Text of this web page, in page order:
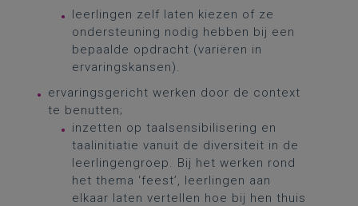
leerlingen zelf laten kiezen of ze
ondersteuning nodig hebben bij een
bepaalde opdracht (variëren in
ervaringskansen).
ervaringsgericht werken door de context
te benutten;
inzetten op taalsensibilisering en
taalinitiatie vanuit de diversiteit in de
leerlingengroep. Bij het werken rond
het thema ‘feest’, leerlingen aan
elkaar laten vertellen hoe bij hen thuis